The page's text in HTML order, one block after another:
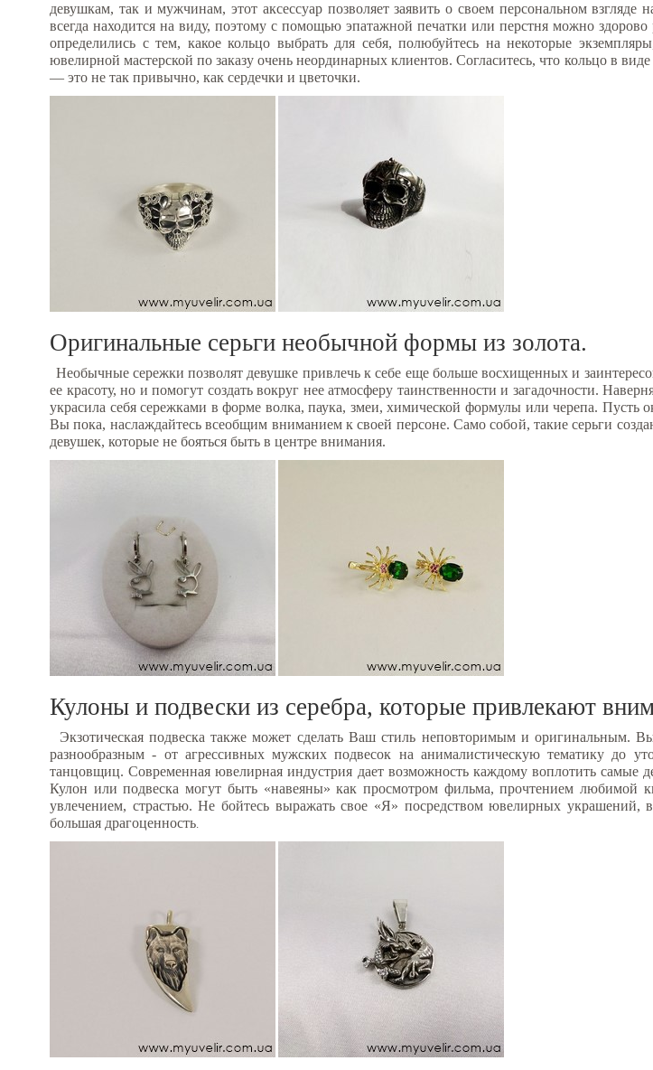
девушкам, так и мужчинам, этот аксессуар позволяет заявить о своем персональном
всегда находится на виду, поэтому с помощью эпатажной печатки или перстня можно
определились с тем, какое кольцо выбрать для себя, полюбуйтесь на некоторые
ювелирной мастерской по заказу очень неординарных клиентов. Согласитесь, что кольцо в
— это не так привычно, как сердечки и цветочки.
Оригинальные серьги необычной формы из золота.
Необычные сережки позволят девушке привлечь к себе еще больше восхищенных и
ее красоту, но и помогут создать вокруг нее атмосферу таинственности и загадочности.
украсила себя сережками в форме волка, паука, змеи, химической формулы или черепа. Пусть
Вы пока, наслаждайтесь всеобщим вниманием к своей персоне. Само собой, такие серьги
девушек, которые не бояться быть в центре внимания.
Кулоны и подвески из серебра, которые привлекают
Экзотическая подвеска также может сделать Ваш стиль неповторимым и
разнообразным - от агрессивных мужских подвесок на анималистическую тематику до
танцовщиц. Современная ювелирная индустрия дает возможность каждому воплотить самые
Кулон или подвеска могут быть «навеяны» как просмотром фильма, прочтением любимой
увлечением, страстью. Не бойтесь выражать свое «Я» посредством ювелирных
большая драгоценность.